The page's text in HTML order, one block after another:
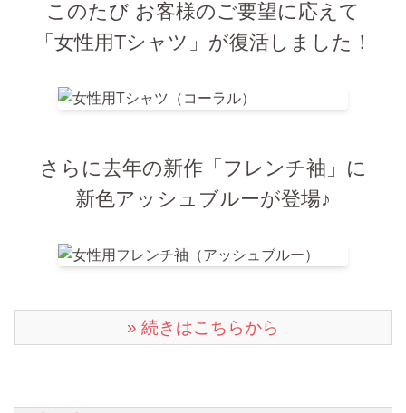
このたび お客様のご要望に応えて
「 女性用Tシャツ 」が復活しました！
さらに去年の新作「フレンチ袖」に
新色アッシュブルーが登場♪
» 続きはこちらから